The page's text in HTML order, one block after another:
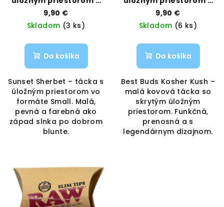
Sunset Sherbet,
veľkosť Small | Best
Buds | Vaporama
9,90 €
Skladom (3 ks)
Do košíka
Sunset Sherbet – tácka s
úložným priestorom vo
formáte Small. Malá,
pevná a farebná ako
západ slnka po dobrom
blunte.
Kosher Kush, veľkosť
Small | Best Buds |
Vaporama
9,90 €
Skladom (6 ks)
Do košíka
Best Buds Kosher Kush –
malá kovová tácka so
skrytým úložným
priestorom. Funkčná,
prenosná a s
legendárnym dizajnom.